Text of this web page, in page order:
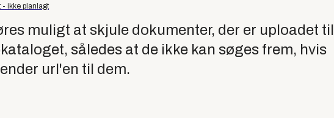
ikke planlagt
muligt at skjule dokumenter, der er uploadet til
således at de ikke kan søges frem, hvis
url'en til dem.